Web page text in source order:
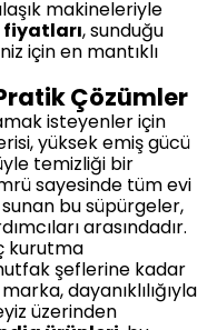
makineleriyle
fiyatları, sunduğu
için en mantıklı
Çözümler
isteyenler için
yüksek emiş gücü
temizliği bir
sayesinde tüm evi
bu süpürgeler,
arasındadır.
kurutma
şeflerine kadar
dayanıklılığıyla
üzerinden